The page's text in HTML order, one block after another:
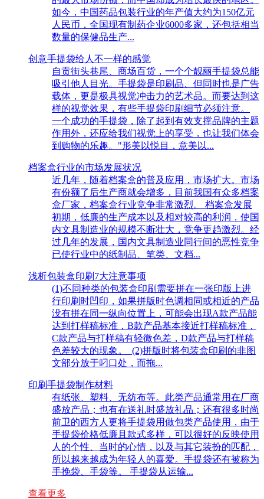
如今，中国药品包装行业的年产值大约为150亿元
人民币，全国现有制药企业6000多家，还包括相当
数量的保健品生产...
创意手提袋给人不一样的感觉
自贡街头巷尾、商场百货，一个个靓丽手提袋总能
吸引他人目光。手提袋是印刷品、但同时也是广告
载体，更是极具视觉冲击力的艺术品。而要达到这
样的视觉效果，有些手提袋印刷细节必须注意。
一个成功的手提袋，除了起到有效支撑品牌的主题
作用外，还应给我们视觉上的享受，也让我们体会
到购物的乐趣。"形美以悦目，意美以...
档案盒行业的市场发展状况
近几年，随着档案盒的普及应用，市场扩大。市场
有份额了后生产商就会增多，目前我国有众多档案
盒厂家，档案盒行业竞争非常激烈。 档案盒发展
初期，低廉的生产成本以及相对较高的利润，使国
内文具制造业的规模不断壮大，竞争更趋激烈。经
过几年的发展，国内文具制造业同行间的恶性竞争
已使行业中的纸制品、笔类、文档...
浅析包装盒印刷7大注意事项
(1)不同种类的包装盒印刷需要拼在一张印版上进
行印刷时凹印，如果拼版时色调相同或相近的产品
没有拼在同一纵向位置上，可能会出现A款产品能
达到打样稿标准，B款产品基本接近打样稿标准，
C款产品与打样稿有轻微色差，D款产品与打样稿
色差较大的现象。 (2)拼版时将包装盒印刷的非图
文部分放于叼口处，而拖...
印刷手提袋制作材料
有纸张、塑料、无纺布等。此类产品通常用在厂商
盛放产品；也有在送礼时盛放礼品；还有很多时尚
前卫的西方人更将手提袋用做包类产品使用，由于
手提袋价格低廉且款式多样，可以很好的反映使用
人的个性、当时的心情，以及与其它装扮的匹配，
所以越来越成为年轻人的喜爱。手提袋还有被称为
手挽袋、手袋等。 手提袋从运输...
查看更多